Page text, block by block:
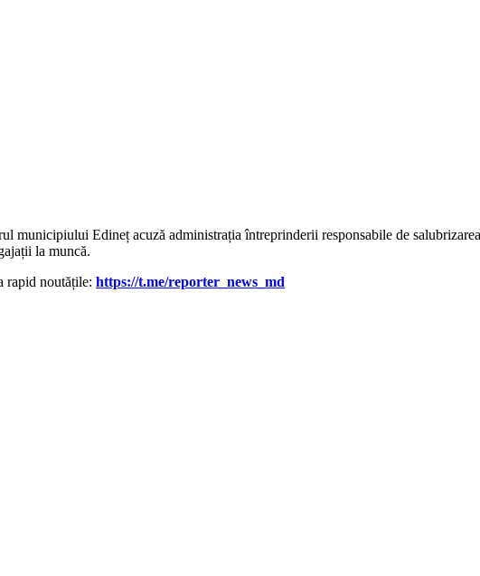
municipiului Edineț acuză administrația întreprinderii responsabile de
la muncă.
rapid noutățile: https://t.me/reporter_news_md